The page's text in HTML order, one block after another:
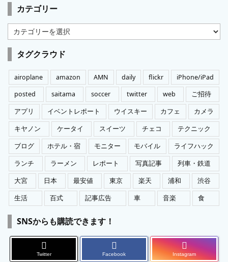
カテゴリー
カ
テ
ゴ
リ
ー
タグクラウド
airoplane amazon AMN daily flickr
iPhone/iPad
posted
saitama soccer twitter web
ご招待
アプリ
イベントレポート ウイスキー カフェ
カメラ
キヤノン
ケータイ スイーツ チェコ
テクニック
ブログ
ホテル・宿 モニター モバイル
ライフハック
ランチ
ラーメン レポート 写真記事
列車・鉄道
大宮
日本 最安値 東京 楽天 浦和
渋谷
生活
百式 記事広告 車 音楽 食
SNSからも購読できます！
Twitter Facebook Instagram